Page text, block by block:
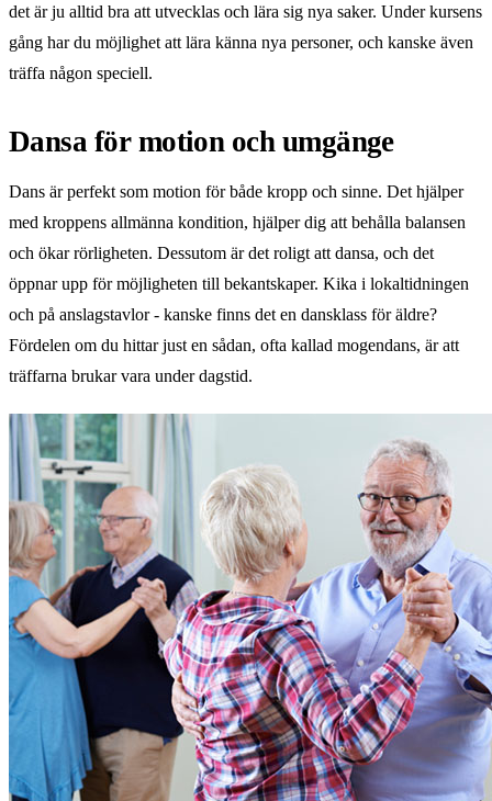
det är ju alltid bra att utvecklas och lära sig nya saker. Under kursens
gång har du möjlighet att lära känna nya personer, och kanske även
träffa någon speciell.
Dansa för motion och umgänge
Dans är perfekt som motion för både kropp och sinne. Det hjälper
med kroppens allmänna kondition, hjälper dig att behålla balansen
och ökar rörligheten. Dessutom är det roligt att dansa, och det
öppnar upp för möjligheten till bekantskaper. Kika i lokaltidningen
och på anslagstavlor - kanske finns det en dansklass för äldre?
Fördelen om du hittar just en sådan, ofta kallad mogendans, är att
träffarna brukar vara under dagstid.